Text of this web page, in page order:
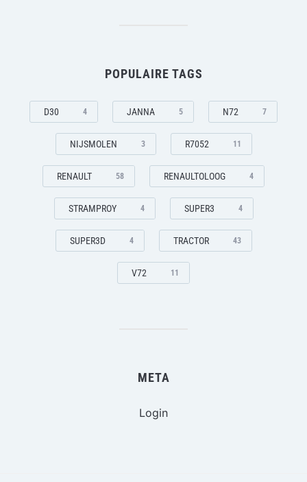
POPULAIRE TAGS
D30 4 JANNA 5 N72 7
NIJSMOLEN 3 R7052 11
RENAULT 58 RENAULTOLOOG 4
STRAMPROY 4 SUPER3 4
SUPER3D 4 TRACTOR 43
V72 11
META
Login